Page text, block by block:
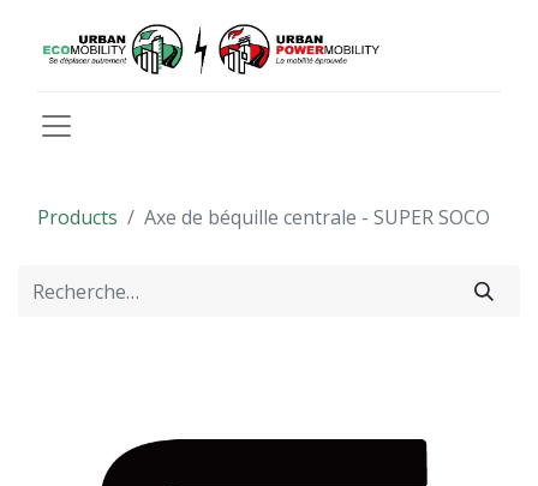
Products Axe de béquille centrale - SUPER SOCO